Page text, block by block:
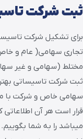
ثبت شرکت
برای تشکیل شرکت
تجاری سهامی( عام و
مختلط (سهامی و غیر
ثبت شرکت تاسیساتی
سهامی خاص و شرکت با
قرار است هر آن
میباشد را به شما